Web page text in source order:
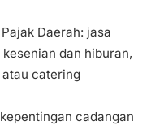
Daerah: jasa
dan hiburan,
atau catering
cadangan